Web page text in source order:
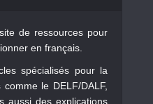
de ressources pour
en français.
spécialisés pour la
le DELF/DALF,
aussi des explications